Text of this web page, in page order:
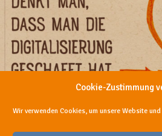
Cookie-Zustimmung
Wir verwenden Cookies, um unsere Website
E003: Wie digitalisiert man ein 80